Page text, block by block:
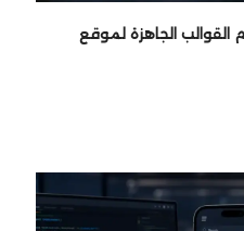
القوالب الجاهزة لموقع